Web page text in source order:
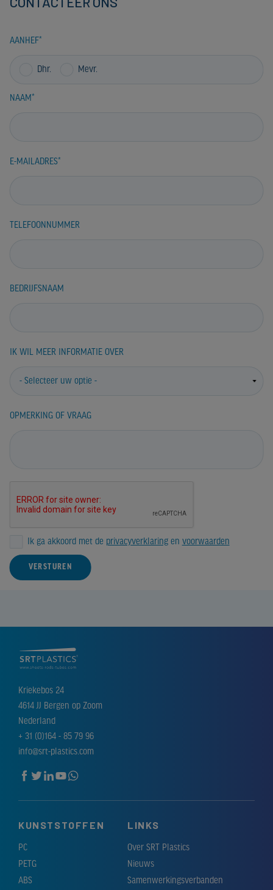
AANHEF
Dhr. Mevr.
NAAM
E-MAILADRES
TELEFOONNUMMER
BEDRIJFSNAAM
IK WIL MEER INFORMATIE OVER
OPMERKING OF VRAAG
Ik ga akkoord met de privacyverklaring en voorwaarden
VERSTUREN
Kriekebos 24
4614 JJ Bergen op Zoom
Nederland
+ 31 (0)164 - 85 79 96
info@srt-plastics.com
KUNSTSTOFFEN
PC
PETG
ABS
LINKS
Over SRT Plastics
Nieuws
Samenwerkingsverbanden